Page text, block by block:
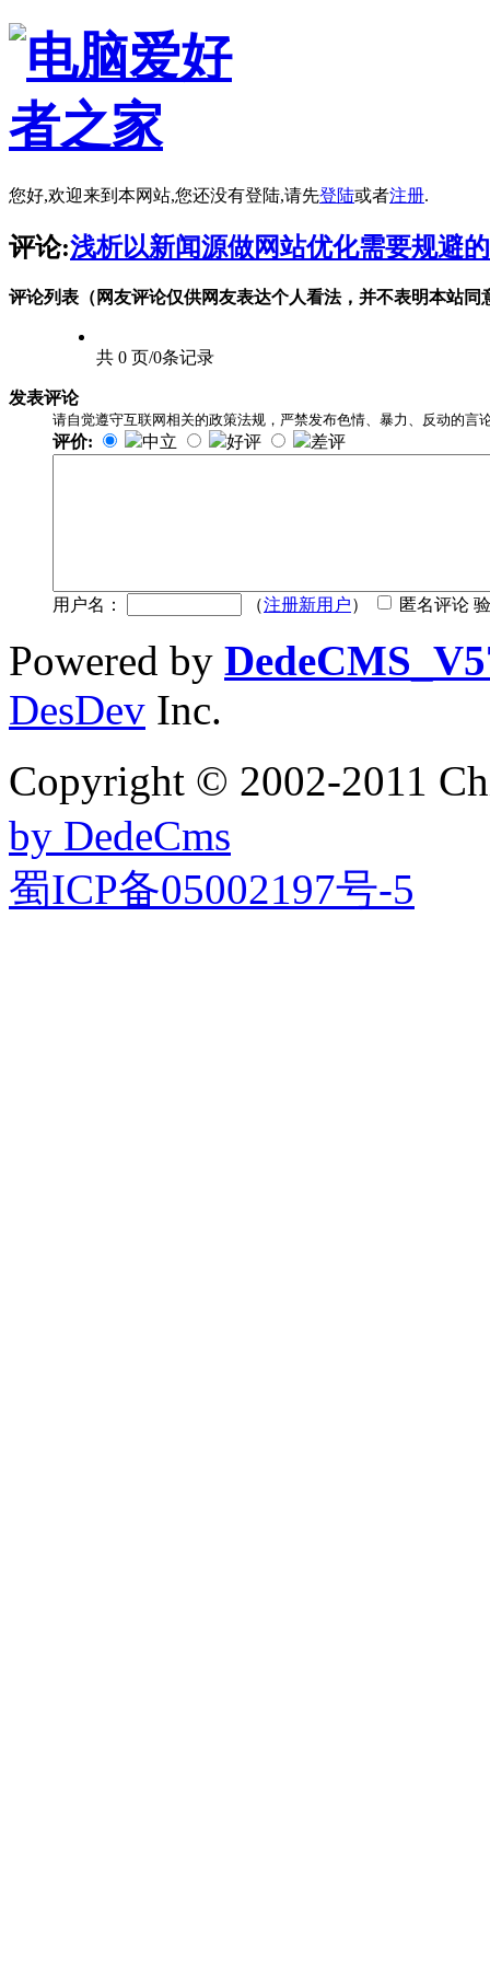
您好,欢迎来到本网站,您还没有登陆,请先登陆或者注册.
评论:浅析以新闻源做网站优化需要规避
评论列表（网友评论仅供网友表达个人看法，并不表明本站同
共 0 页/0条记录
发表评论
请自觉遵守互联网相关的政策法规，严禁发布色情、暴力、反动的言
评价: 中立 好评 差评
用户名： （注册新用户） 匿名评论
Powered by
DesDev Inc.
Copyright © 2002-2011
by DedeCms
蜀ICP备05002197号-5